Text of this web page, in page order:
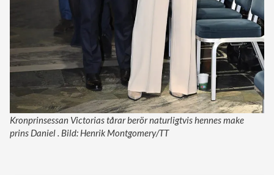
Kronprinsessan Victorias tårar berör naturligtvis hennes make
prins Daniel . Bild: Henrik Montgomery/TT